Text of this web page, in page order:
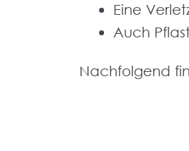
Eine
Auch
Nachfolgend